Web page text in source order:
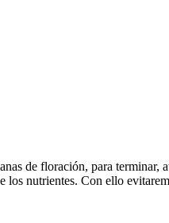
de floración, para terminar,
los nutrientes. Con ello